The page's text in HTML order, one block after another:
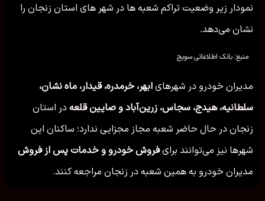
نمودار زیر وضعیت تراکم شعبه ها در شهر های استان زنجان را
نشان می‌دهد.
منبع: بانک اطلاعاتی سویج
مدیران خودرو در شهرهای ابهر، خرمدره، قیدار، ماه نشان،
سلطانیه، هیدج، سجاس، زرین‌آباد و صایین قلعه در استان
زنجان در حال حاضر شعبه مجاز مجزایی ندارد؛ ساکنان این
شهرها نیز می‌توانند برایفروش خودرو و خدمات پس از فروش
مدیران خودرو به همین شعبه در زنجان مراجعه کنند.